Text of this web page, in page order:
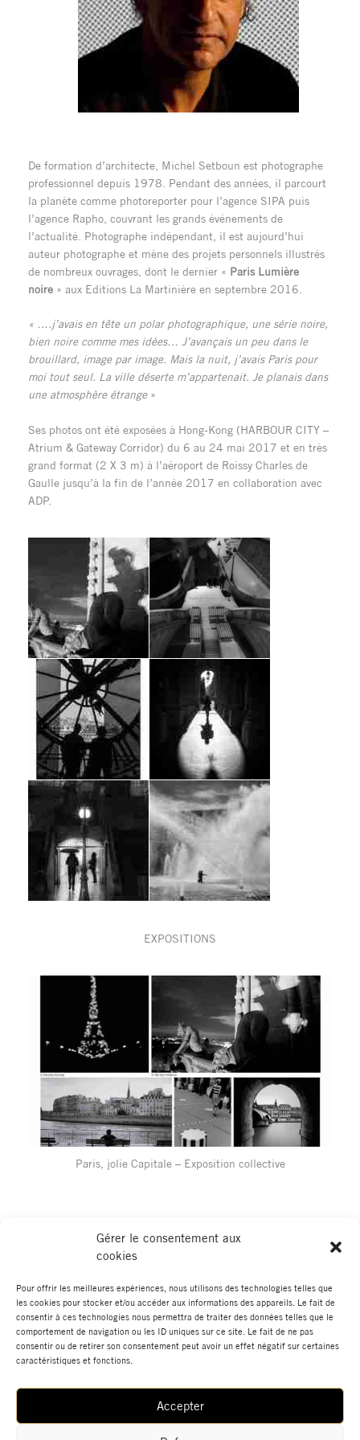
Gérer le consentement aux
cookies
Pour offrir les meilleures expériences, nous utilisons des technologies telles que
les cookies pour stocker et/ou accéder aux informations des appareils. Le fait de
consentir à ces technologies nous permettra de traiter des données telles que le
comportement de navigation ou les ID uniques sur ce site. Le fait de ne pas
consentir ou de retirer son consentement peut avoir un effet négatif sur certaines
caractéristiques et fonctions.
Accepter
De formation d’architecte, Michel Setboun est photographe
professionnel depuis 1978. Pendant des années, il parcourt
la planète comme photoreporter pour l’agence SIPA puis
l’agence Rapho, couvrant les grands événements de
l’actualité. Photographe indépendant, il est aujourd’hui
auteur photographe et mène des projets personnels illustrés
de nombreux ouvrages, dont le dernier « Paris Lumière
noire » aux Editions La Martinière en septembre 2016.
« ….j’avais en tête un polar photographique, une série noire,
bien noire comme mes idées… J’avançais un peu dans le
brouillard, image par image. Mais la nuit, j’avais Paris pour
moi tout seul. La ville déserte m’appartenait. Je planais dans
une atmosphère étrange»
Ses photos ont été exposées à Hong-Kong (HARBOUR CITY –
Atrium & Gateway Corridor) du 6 au 24 mai 2017 et en très
grand format (2 X 3 m) à l’aéroport de Roissy Charles de
Gaulle jusqu’à la fin de l’année 2017 en collaboration avec
ADP.
EXPOSITIONS
Paris, jolie Capitale – Exposition collective
Élément de portfolio
précédent
Élément de portfolio suivant→
Données Personnelles
Contact